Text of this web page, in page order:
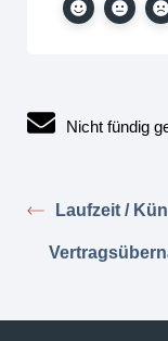
Nicht fündig
Laufzeit /